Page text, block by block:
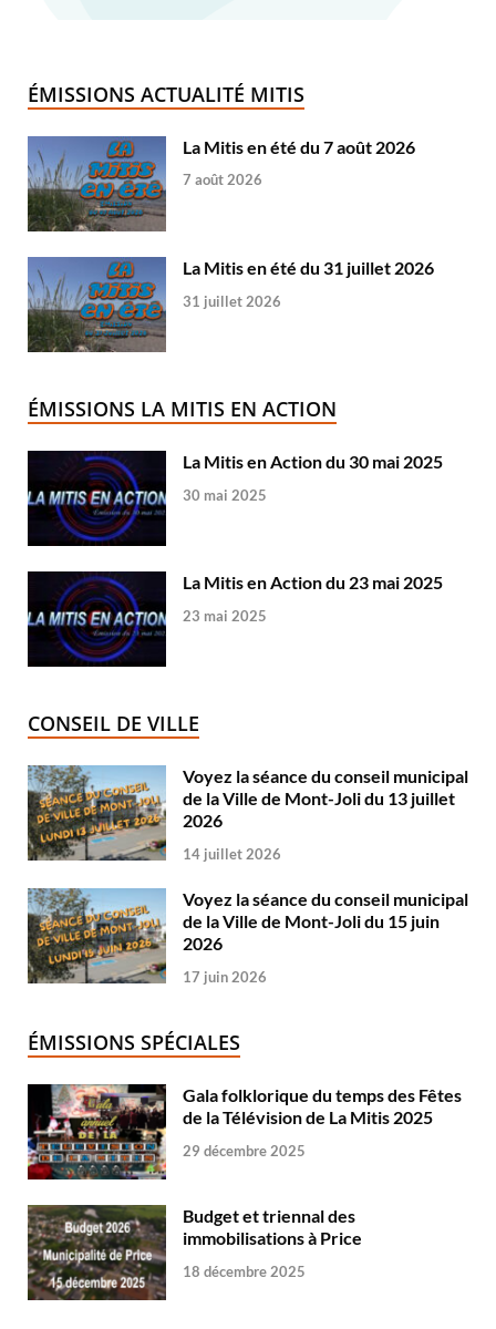
ÉMISSIONS ACTUALITÉ MITIS
La Mitis en été du 7 août 2026
7 août 2026
La Mitis en été du 31 juillet 2026
31 juillet 2026
ÉMISSIONS LA MITIS EN ACTION
La Mitis en Action du 30 mai 2025
30 mai 2025
La Mitis en Action du 23 mai 2025
23 mai 2025
CONSEIL DE VILLE
Voyez la séance du conseil municipal
de la Ville de Mont-Joli du 13 juillet
2026
14 juillet 2026
Voyez la séance du conseil municipal
de la Ville de Mont-Joli du 15 juin
2026
17 juin 2026
ÉMISSIONS SPÉCIALES
Gala folklorique du temps des Fêtes
de la Télévision de La Mitis 2025
29 décembre 2025
Budget et triennal des
immobilisations à Price
18 décembre 2025